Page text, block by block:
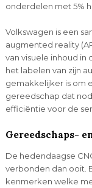
onderdelen met 5%
Volkswagen is een
augmented reality
van visuele inhoud
het labelen van zijn
gemakkelijker is om
gereedschap dat
efficiëntie voor de
Gereedschaps-
De hedendaagse
verbonden dan ooit.
kenmerken welke